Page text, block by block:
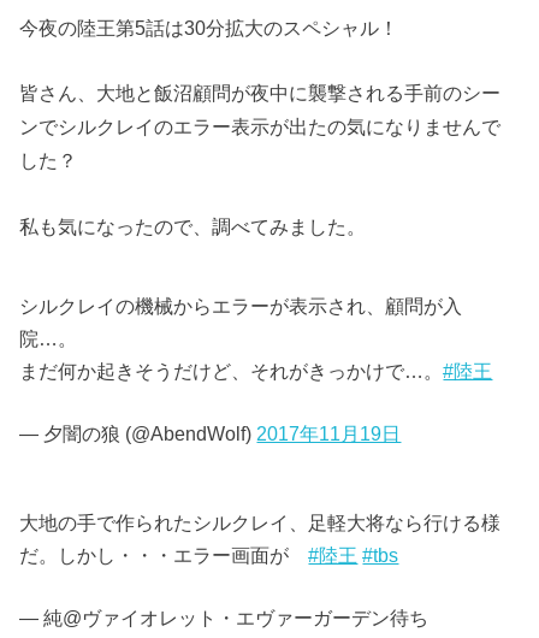
今夜の陸王第5話は30分拡大のスペシャル！
皆さん、大地と飯沼顧問が夜中に襲撃される手前のシー
ンでシルクレイのエラー表示が出たの気になりませんで
した？
私も気になったので、調べてみました。
シルクレイの機械からエラーが表示され、顧問が入
院…。
まだ何か起きそうだけど、それがきっかけで…。#陸王
— 夕闇の狼 (@AbendWolf) 2017年11月19日
大地の手で作られたシルクレイ、足軽大将なら行ける様
だ。しかし・・・エラー画面が#陸王 #tbs
— 純@ヴァイオレット・エヴァーガーデン待ち